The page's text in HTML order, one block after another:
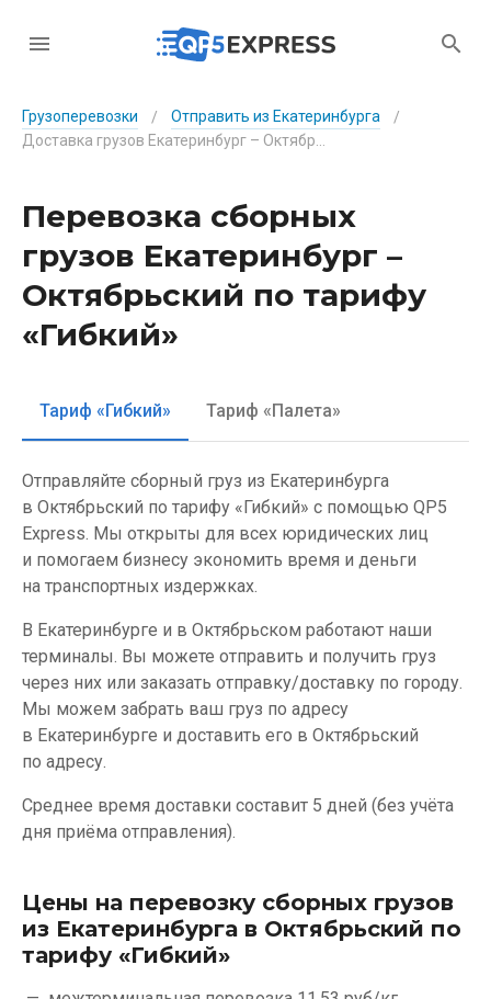
Грузоперевозки / Отправить из Екатеринбурга
/
Перевозка сборных
грузов Екатеринбург –
Октябрьский по тарифу
«Гибкий»
Тариф «Гибкий» Тариф «Палета»
Отправляйте сборный груз из Екатеринбурга
в Октябрьский по тарифу «Гибкий» с помощью QP5
Express. Мы открыты для всех юридических лиц
и помогаем бизнесу экономить время и деньги
на транспортных издержках.
В Екатеринбурге и в Октябрьском работают наши
терминалы. Вы можете отправить и получить груз
через них или заказать отправку/доставку по городу.
Мы можем забрать ваш груз по адресу
в Екатеринбурге и доставить его в Октябрьский
по адресу.
Среднее время доставки составит 5 дней (без учёта
дня приёма отправления).
Цены на перевозку сборных грузов
из Екатеринбурга в Октябрьский по
тарифу «Гибкий»